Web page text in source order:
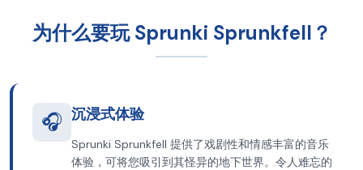
为什么要玩 Sprunki Sprunkfell？
🎧 沉浸式体验
Sprunki Sprunkfell 提供了戏剧性和情感丰富的音乐
体验，可将您吸引到其怪异的地下世界。令人难忘的